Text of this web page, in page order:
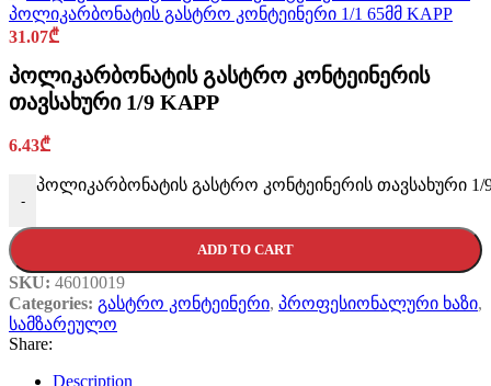
პოლიკარბონატის გასტრო კონტეინერი 1/1 65მმ KAPP
31.07₾
პოლიკარბონატის გასტრო კონტეინერის
თავსახური 1/9 KAPP
6.43₾
-
პოლიკარბონატის გასტრო კონტეინერის თავსახური 1/9
ADD TO CART
SKU: 46010019
Categories: გასტრო კონტეინერი, პროფესიონალური ხაზი,
სამზარეულო
Share:
Description